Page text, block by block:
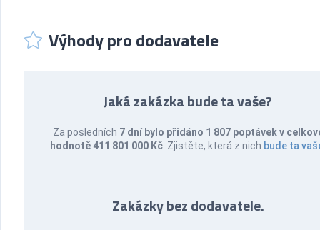
Výhody pro dodavatele
Jaká zakázka bude ta vaše?
Za posledních 7 dní bylo přidáno 1 807 poptávek v
hodnotě 411 801 000 Kč . Zjistěte, která z nich bude ta
Zakázky bez dodavatele.